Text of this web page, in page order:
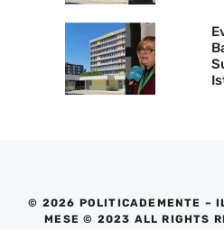
© 2026 POLITICADEMENTE –
MESE © 2023 ALL RIGHTS